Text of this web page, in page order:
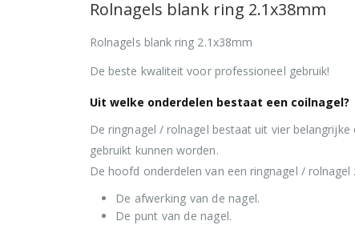
Rolnagels blank ring 2.1x38mm
Rolnagels blank ring 2.1x38mm
De beste kwaliteit voor professioneel gebruik!
Uit welke onderdelen bestaat een coilnagel?
De ringnagel / rolnagel bestaat uit vier
gebruikt kunnen worden.
De hoofd onderdelen van een ringnagel / rolnagel
De afwerking van de nagel.
De punt van de nagel.